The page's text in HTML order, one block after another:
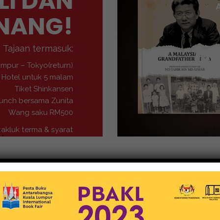
Tajaan termasuk:
– Tokyo(return)
Hotel untuk 5 malam
Tiket Shinkansen
bersama Zunita
Wang saku RM500
terma & syarat
Buku-Buku
MEDIA NUSANTARA